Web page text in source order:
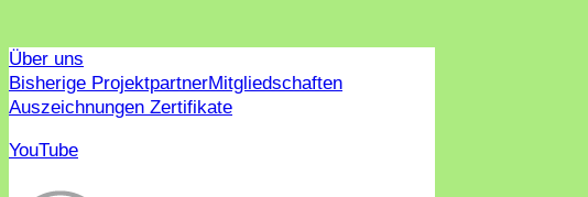
Über uns
Bisherige ProjektpartnerMitgliedschaften
Auszeichnungen Zertifikate
YouTube